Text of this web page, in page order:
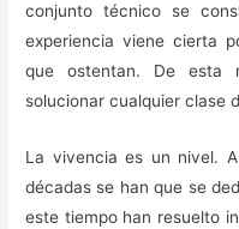
conjunto técnico se
experiencia viene cierta
que ostentan. De esta
solucionar cualquier clase
La vivencia es un nivel.
décadas se han que se
este tiempo han resuelto